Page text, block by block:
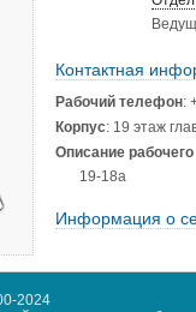
Контактная
Рабочий телефон:
Корпус: 19 этаж
Описание
19-18а
Информация о
2024